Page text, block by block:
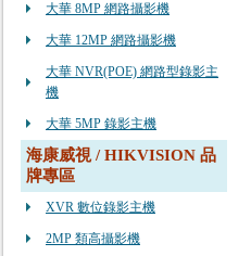
大華 8MP 網路攝影機
大華 12MP 網路攝影機
大華 NVR(POE) 網路型錄影主
機
大華 5MP 錄影主機
海康威視 / HIKVISION 品
牌專區
XVR 數位錄影主機
2MP 類高攝影機